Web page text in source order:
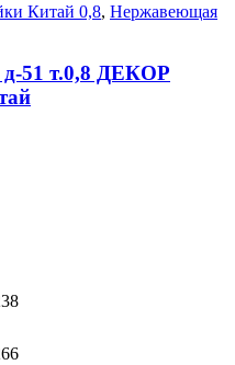
Китай 0,8, Нержавеющая
51 т.0,8 ДЕКОР